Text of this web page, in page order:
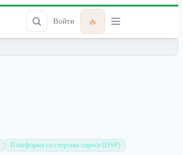
Войти 🔥
Платформа со стороны спроса (DSP)